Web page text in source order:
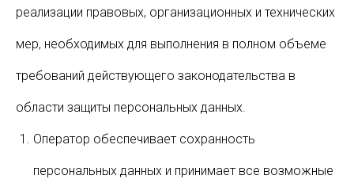
реализации правовых, организационных и технических
мер, необходимых для выполнения в полном объеме
требований действующего законодательства в
области защиты персональных данных.
Оператор обеспечивает сохранность
персональных данных и принимает все возможные